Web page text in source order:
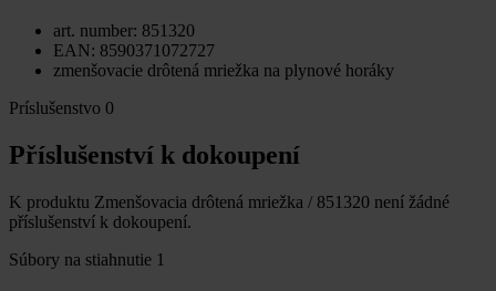
art. number: 851320
EAN: 8590371072727
zmenšovacie drôtená mriežka na plynové horáky
Príslušenstvo 0
Příslušenství k dokoupení
K produktu Zmenšovacia drôtená mriežka / 851320 není žádné
příslušenství k dokoupení.
Súbory na stiahnutie 1